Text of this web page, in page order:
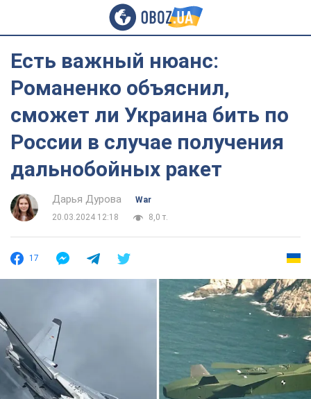
Есть важный нюанс:
Романенко объяснил,
сможет ли Украина бить по
России в случае получения
дальнобойных ракет
Дарья Дурова
War
20.03.2024 12:18
8,0 т.
17